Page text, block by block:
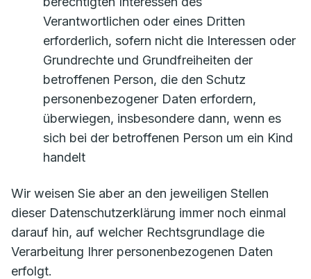
Verantwortlichen oder eines Dritten
erforderlich, sofern nicht die Interessen oder
Grundrechte und Grundfreiheiten der
betroffenen Person, die den Schutz
personenbezogener Daten erfordern,
überwiegen, insbesondere dann, wenn es
sich bei der betroffenen Person um ein Kind
handelt
Wir weisen Sie aber an den jeweiligen Stellen
dieser Datenschutzerklärung immer noch einmal
darauf hin, auf welcher Rechtsgrundlage die
Verarbeitung Ihrer personenbezogenen Daten
erfolgt.